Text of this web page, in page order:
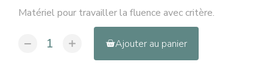
Matériel pour travailler la fluence avec critère.
Ajouter au panier